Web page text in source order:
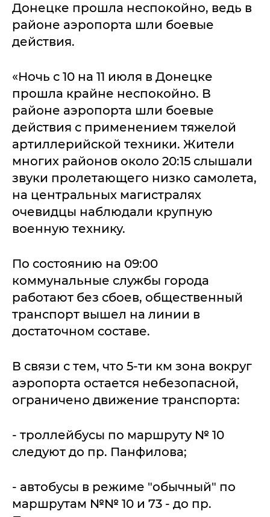
Донецке прошла неспокойно, ведь в
районе аэропорта шли боевые
действия.
«Ночь с 10 на 11 июля в Донецке
прошла крайне неспокойно. В
районе аэропорта шли боевые
действия с применением тяжелой
артиллерийской техники. Жители
многих районов около 20:15 слышали
звуки пролетающего низко самолета,
на центральных магистралях
очевидцы наблюдали крупную
военную технику.
По состоянию на 09:00
коммунальные службы города
работают без сбоев, общественный
транспорт вышел на линии в
достаточном составе.
В связи с тем, что 5-ти км зона вокруг
аэропорта остается небезопасной,
ограничено движение транспорта:
- троллейбусы по маршруту № 10
следуют до пр. Панфилова;
- автобусы в режиме "обычный" по
маршрутам №№ 10 и 73 - до пр.